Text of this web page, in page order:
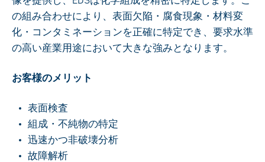
の組み合わせにより、表面欠陥・腐食現象・材料変
化・コンタミネーションを正確に特定でき、要求水準
の高い産業用途において大きな強みとなります。
お客様のメリット
表面検査
組成・不純物の特定
迅速かつ非破壊分析
故障解析